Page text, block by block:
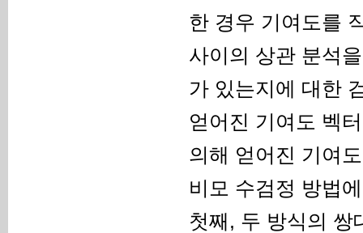
한 경우 기여도를
사이의 상관 분석
가 있는지에 대한
얻어진 기여도 벡
의해 얻어진 기여
비모 수검정 방법
첫째, 두 방식의 쌍